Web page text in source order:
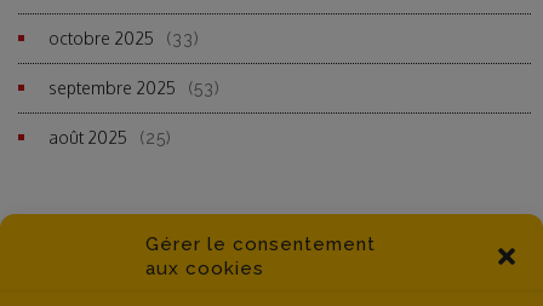
Gérer le consentement
aux cookies
octobre 2025 (33)
septembre 2025 (53)
août 2025 (25)